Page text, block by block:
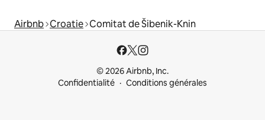
Airbnb Croatie Comitat de Šibenik-Knin
© 2026 Airbnb, Inc.
Confidentialité
Conditions générales